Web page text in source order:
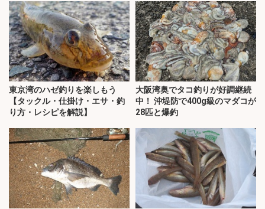
東京湾のハゼ釣りを楽しもう
【タックル・仕掛け・エサ・釣
り方・レシピを解説】
大阪湾奥でタコ釣りが好調継続
中！ 沖堤防で400g級のマダコが
28匹と爆釣